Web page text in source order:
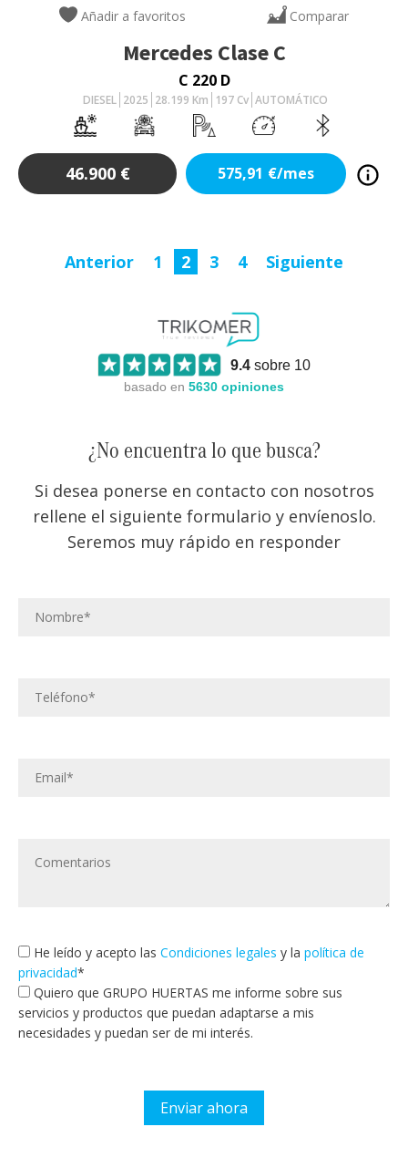
Añadir a favoritos Comparar
Mercedes Clase C
C 220 D
DIESEL 2025 28.199 Km 197 Cv AUTOMÁTICO
46.900 € 575,91 €/mes
Anterior 1 2 3 4 Siguiente
9.4sobre 10
basado en 5630 opiniones
¿No encuentra lo que busca?
Si desea ponerse en contacto con nosotros
rellene el siguiente formulario y envíenoslo.
Seremos muy rápido en responder
He leído y acepto las Condiciones legales y la política de
privacidad*
Quiero que GRUPO HUERTAS me informe sobre sus
servicios y productos que puedan adaptarse a mis
necesidades y puedan ser de mi interés.